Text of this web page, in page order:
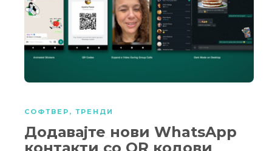
СОФТВЕР , ТРЕНДИ
Додавајте нови WhatsApp
контакти со QR кодови